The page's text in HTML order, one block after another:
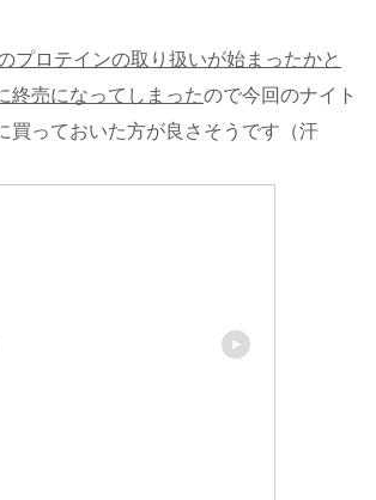
プロテインの取り扱いが始まったかと
終売になってしまったので今回のナイト
買っておいた方が良さそうです（汗